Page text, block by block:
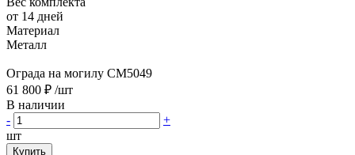
от 14 дней
Материал
Металл
Ограда на могилу CM5049
61 800 ₽ /шт
В наличии
-
+
шт
Купить